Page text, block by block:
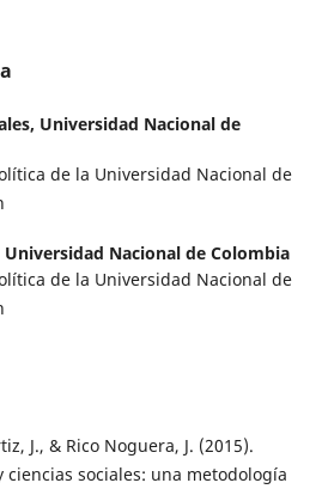
Universidad Nacional de
de la Universidad Nacional de
Universidad Nacional de Colombia
de la Universidad Nacional de
J., & Rico Noguera, J. (2015).
sociales: una metodología